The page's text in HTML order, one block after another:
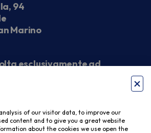
94
Marino
esclusivamente ad
of our visitor data, to improve our
content and to give you a great website
about the cookies we use open the